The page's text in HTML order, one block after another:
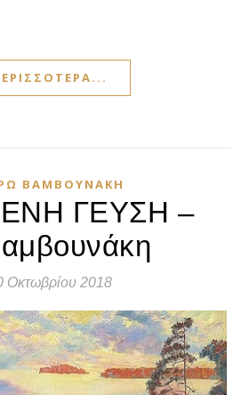
ΒΑΜΒΟΥΝΆΚΗ
ΓΕΥΣΗ –
Οκτωβρίου 2018